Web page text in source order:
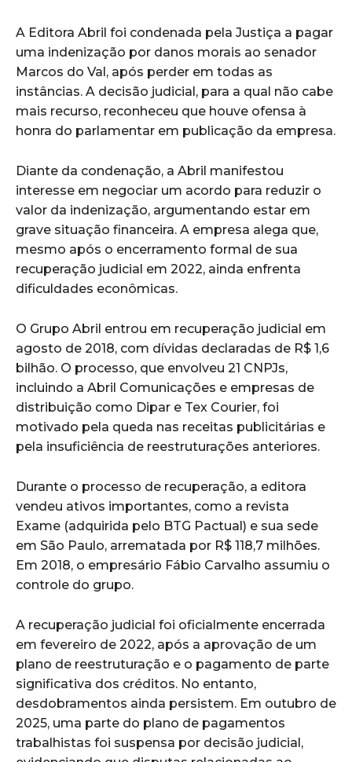
A Editora Abril foi condenada pela Justiça a pagar
uma indenização por danos morais ao senador
Marcos do Val, após perder em todas as
instâncias. A decisão judicial, para a qual não cabe
mais recurso, reconheceu que houve ofensa à
honra do parlamentar em publicação da empresa.
Diante da condenação, a Abril manifestou
interesse em negociar um acordo para reduzir o
valor da indenização, argumentando estar em
grave situação financeira. A empresa alega que,
mesmo após o encerramento formal de sua
recuperação judicial em 2022, ainda enfrenta
dificuldades econômicas.
O Grupo Abril entrou em recuperação judicial em
agosto de 2018, com dívidas declaradas de R$ 1,6
bilhão. O processo, que envolveu 21 CNPJs,
incluindo a Abril Comunicações e empresas de
distribuição como Dipar e Tex Courier, foi
motivado pela queda nas receitas publicitárias e
pela insuficiência de reestruturações anteriores.
Durante o processo de recuperação, a editora
vendeu ativos importantes, como a revista
Exame (adquirida pelo BTG Pactual) e sua sede
em São Paulo, arrematada por R$ 118,7 milhões.
Em 2018, o empresário Fábio Carvalho assumiu o
controle do grupo.
A recuperação judicial foi oficialmente encerrada
em fevereiro de 2022, após a aprovação de um
plano de reestruturação e o pagamento de parte
significativa dos créditos. No entanto,
desdobramentos ainda persistem. Em outubro de
2025, uma parte do plano de pagamentos
trabalhistas foi suspensa por decisão judicial,